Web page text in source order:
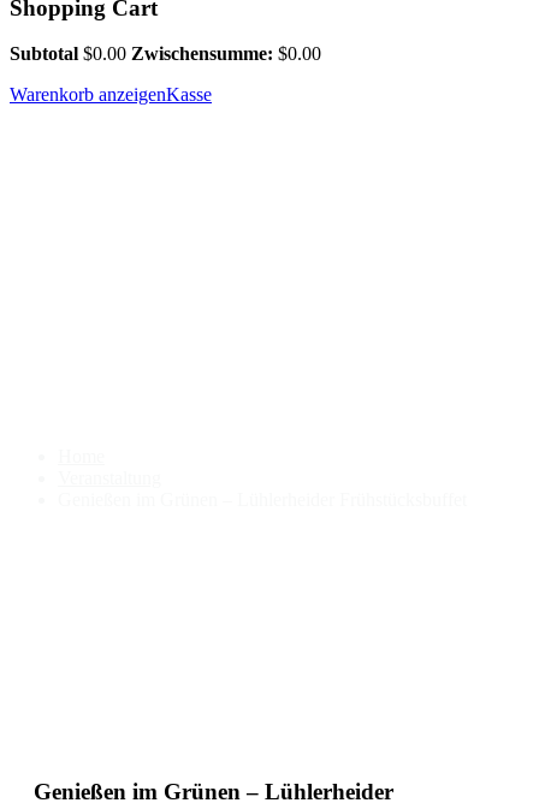
Shopping Cart
Subtotal $0.00 Zwischensumme: $0.00
Warenkorb anzeigenKasse
Genießen im Grünen – Lühlerheider